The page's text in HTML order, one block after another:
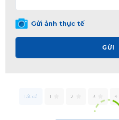
Gửi ảnh thực tế
GỬI
Tất cả 1 2 3 4